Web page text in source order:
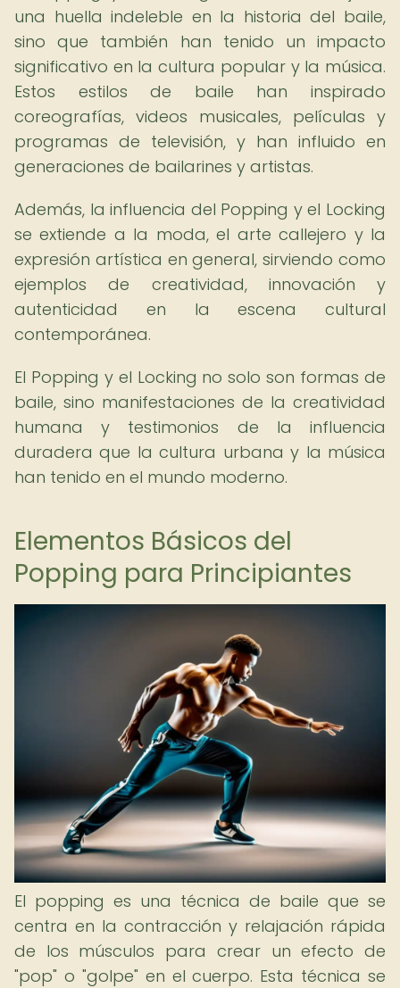
una huella indeleble en la historia del baile,
sino que también han tenido un impacto
significativo en la cultura popular y la música.
Estos estilos de baile han inspirado
coreografías, videos musicales, películas y
programas de televisión, y han influido en
generaciones de bailarines y artistas.
Además, la influencia del Popping y el Locking
se extiende a la moda, el arte callejero y la
expresión artística en general, sirviendo como
ejemplos de creatividad, innovación y
autenticidad en la escena cultural
contemporánea.
El Popping y el Locking no solo son formas de
baile, sino manifestaciones de la creatividad
humana y testimonios de la influencia
duradera que la cultura urbana y la música
han tenido en el mundo moderno.
Elementos Básicos del
Popping para Principiantes
El popping es una técnica de baile que se
centra en la contracción y relajación rápida
de los músculos para crear un efecto de
"pop" o "golpe" en el cuerpo. Esta técnica se